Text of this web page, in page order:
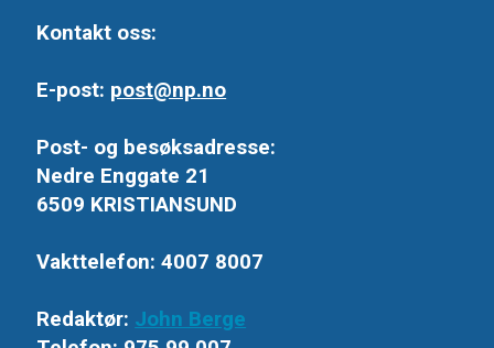
Kontakt oss:
E-post: post@np.no
Post- og besøksadresse:
Nedre Enggate 21
6509 KRISTIANSUND
Vakttelefon: 4007 8007
Redaktør: John Berge